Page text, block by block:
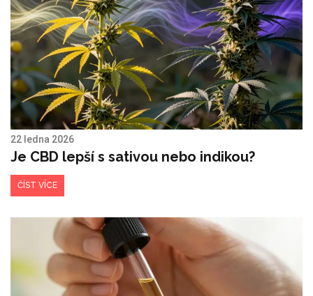
22 ledna 2026
Je CBD lepší s sativou nebo indikou?
ČÍST VÍCE